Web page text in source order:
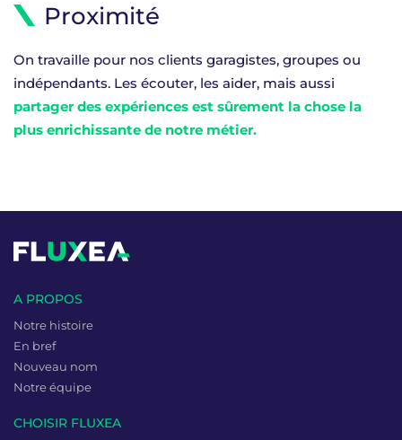
Proximité
On travaille pour nos clients garagistes, groupes ou
indépendants. Les écouter, les aider, mais aussi
partager des expériences est sûrement la chose la
plus enrichissante de notre métier.
A PROPOS
Notre histoire
En bref
Nouveau nom
Notre équipe
CHOISIR FLUXEA